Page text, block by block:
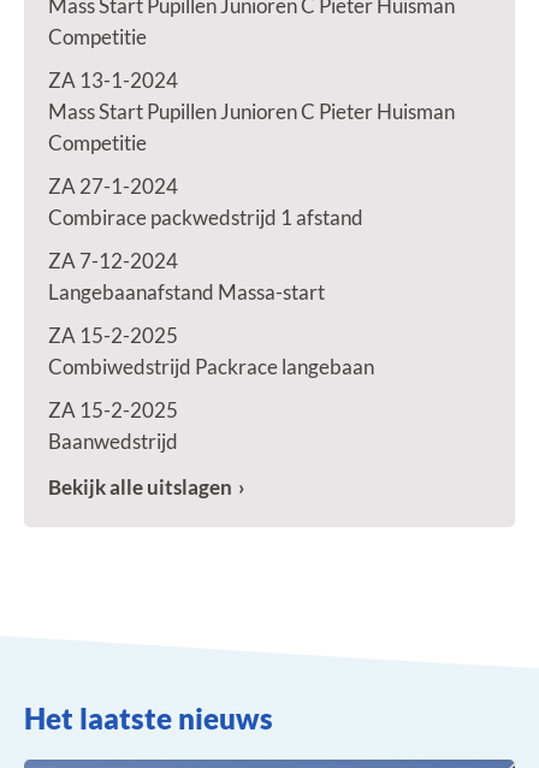
Mass Start Pupillen Junioren C Pieter Huisman
Competitie
ZA 13-1-2024
Mass Start Pupillen Junioren C Pieter Huisman
Competitie
ZA 27-1-2024
Combirace packwedstrijd 1 afstand
ZA 7-12-2024
Langebaanafstand Massa-start
ZA 15-2-2025
Combiwedstrijd Packrace langebaan
ZA 15-2-2025
Baanwedstrijd
Bekijk alle uitslagen
Het laatste nieuws